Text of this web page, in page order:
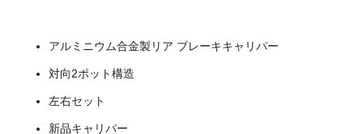
アルミニウム合金製リア ブレーキキャリパー
対向2ポット構造
左右セット
新品キャリパー